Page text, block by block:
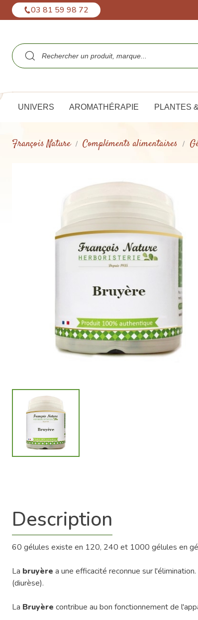
03 81 59 98 72
UNIVERS AROMATHÉRAPIE PLANTES
François Nature Compléments alimentaires
Description
60 gélules existe en 120, 240 et 1000 gélules en
La bruyère a une efficacité reconnue sur
(diurèse).
La Bruyère contribue au bon fonctionnement de
Panneau de gestion des cookies